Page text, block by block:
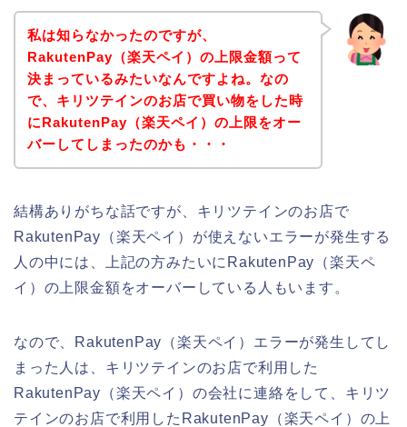
私は知らなかったのですが、
RakutenPay（楽天ペイ）の上限金額って
決まっているみたいなんですよね。なの
で、キリツテインのお店で買い物をした時
にRakutenPay（楽天ペイ）の上限をオー
バーしてしまったのかも・・・
結構ありがちな話ですが、キリツテインのお店で
RakutenPay（楽天ペイ）が使えないエラーが発生する
人の中には、上記の方みたいにRakutenPay（楽天ペ
イ）の上限金額をオーバーしている人もいます。
なので、RakutenPay（楽天ペイ）エラーが発生してし
まった人は、キリツテインのお店で利用した
RakutenPay（楽天ペイ）の会社に連絡をして、キリツ
テインのお店で利用したRakutenPay（楽天ペイ）の上